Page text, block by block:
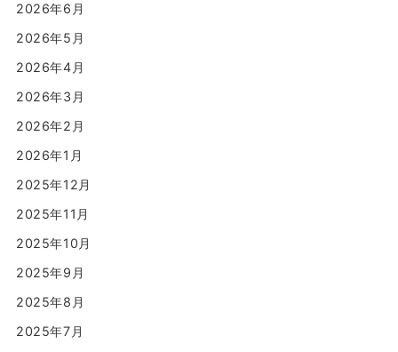
2026年6月
2026年5月
2026年4月
2026年3月
2026年2月
2026年1月
2025年12月
2025年11月
2025年10月
2025年9月
2025年8月
2025年7月